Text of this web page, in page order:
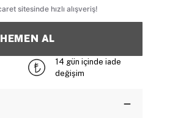
HEMEN AL
14 gün içinde iade
değişim